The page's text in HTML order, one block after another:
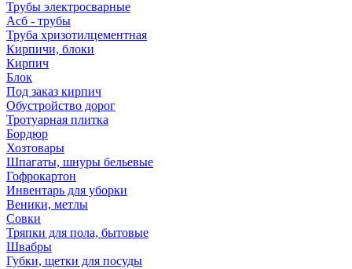
Трубы электросварные
Асб - трубы
Труба хризотилцементная
Кирпичи, блоки
Кирпич
Блок
Под заказ кирпич
Обустройство дорог
Тротуарная плитка
Бордюр
Хозтовары
Шпагаты, шнуры бельевые
Гофрокартон
Инвентарь для уборки
Веники, метлы
Совки
Тряпки для пола, бытовые
Швабры
Губки, щетки для посуды